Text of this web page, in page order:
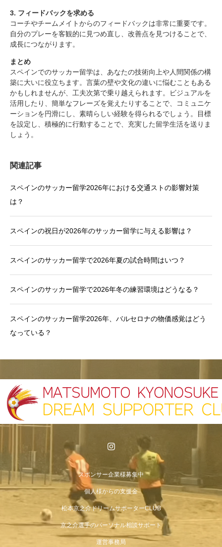
3. フィードバックを求める
コーチやチームメイトからのフィードバックは非常に重要です。
自分のプレーを客観的に見つめ直し、改善点を見つけることで、
成長につながります。
まとめ
スペインでのサッカー留学は、あなたの技術向上や人間関係の構
築に大いに役立ちます。言葉の壁や文化の違いに悩むこともある
かもしれませんが、工夫次第で乗り越えられます。ビジュアルを
活用したり、簡単なフレーズを覚えたりすることで、コミュニケ
ーションを円滑にし、素晴らしい経験を得られるでしょう。目標
を設定し、積極的に行動することで、充実した留学生活を送りま
しょう。
関連記事
スペインのサッカー留学2026年における交通ストの影響対策
は？
スペインの祝日が2026年のサッカー留学に与える影響は？
スペインのサッカー留学で2026年夏の試合時間はいつ？
スペインのサッカー留学で2026年冬の練習環境はどうなる？
スペインのサッカー留学2026年、バルセロナの物価感覚はどう
なっている？
スポンサー企業様募集中
個人様からの支援金
松本京之介ドリームサポーターCLUB
京之介選手のパーソナル相談サポート
運営事務局